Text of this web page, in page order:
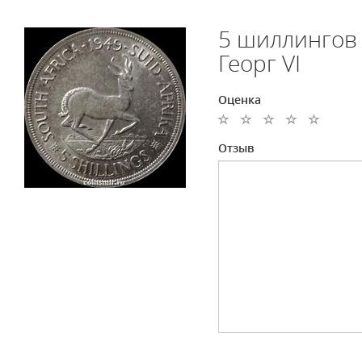
5
Георг VI
Оценка
Отзыв